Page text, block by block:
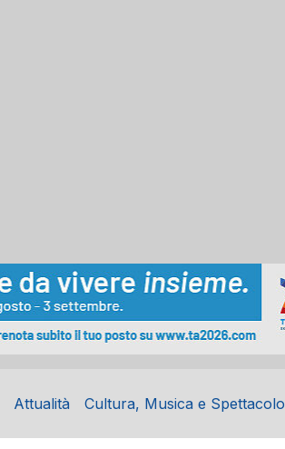
Attualità Cultura, Musica e Spettacolo